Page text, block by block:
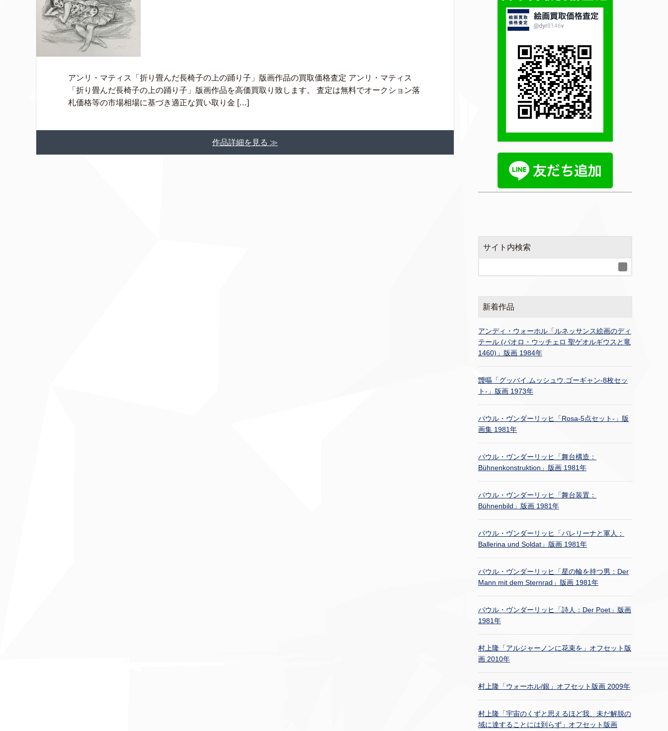
アンリ・マティス「折り畳んだ長椅子の上の踊り子」版画作品の買取価格査定 アンリ・マティス
「折り畳んだ長椅子の上の踊り子」版画作品を高価買取り致します。 査定は無料でオークション落
札価格等の市場相場に基づき適正な買い取り金 […]
作品詳細を見る ≫
サイト内検索
新着作品
アンディ・ウォーホル「ルネッサンス絵画のディ
テール (パオロ・ウッチェロ 聖ゲオルギウスと竜
1460)」版画 1984年
靉嘔「グッバイ.ムッシュウ.ゴーギャン-8枚セッ
ト-」版画 1973年
パウル・ヴンダーリッヒ「Rosa-5点セット-」版
画集 1981年
パウル・ヴンダーリッヒ「舞台構造：
Bühnenkonstruktion」版画 1981年
パウル・ヴンダーリッヒ「舞台装置：
Bühnenbild」版画 1981年
パウル・ヴンダーリッヒ「バレリーナと軍人：
Ballerina und Soldat」版画 1981年
パウル・ヴンダーリッヒ「星の輪を持つ男：Der
Mann mit dem Sternrad」版画 1981年
パウル・ヴンダーリッヒ「詩人：Der Poet」版画
1981年
村上隆「アルジャーノンに花束を」オフセット版
画 2010年
村上隆「ウォーホル/銀」オフセット版画 2009年
村上隆「宇宙のくずと思えるほど我、未だ解脱の
域に達することには到らず」オフセット版画